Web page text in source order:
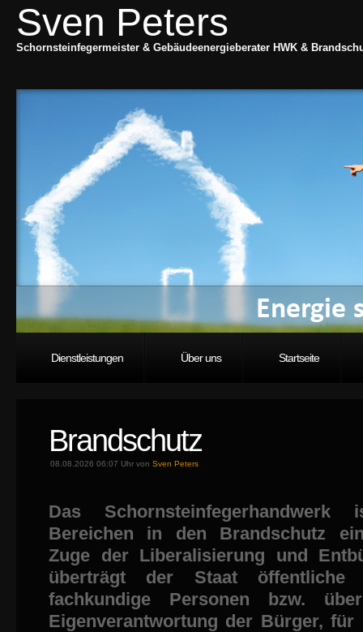
Sven Peters
Schornsteinfegermeister & Gebäudeenergieberater HWK &
Dienstleistungen Über uns Startseite
Brandschutz
08.08.2026 06:07 Uhr von Sven Peters
Das
Bereichen in den Brandschutz
Zuge der Liberalisierung und
überträgt der Staat öffentliche
fachkundige Personen bzw.
Eigenverantwortung der Bürger, für